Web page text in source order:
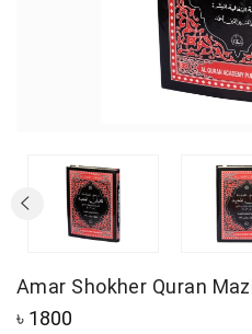
Amar Shokher Quran
৳ 1800